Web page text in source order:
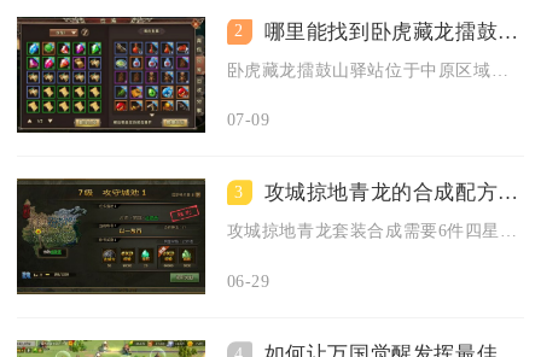
2 哪里能找到卧虎藏龙擂鼓山的驿站
07-09
3 攻城掠地青龙的合成配方是怎样的
攻城掠地青龙套装合成需要6件四星血量装备与4张青龙图纸，集齐...
06-29